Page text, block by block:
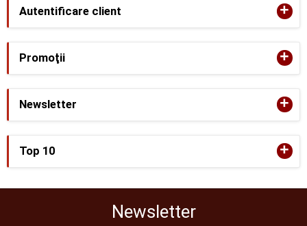
Autentificare client +
Promoţii +
Newsletter +
Top 10 +
Newsletter